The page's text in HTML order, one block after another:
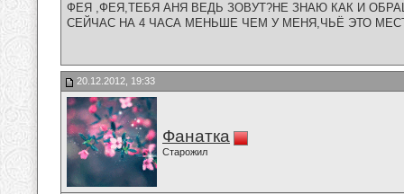
ФЕЯ ,ФЕЯ,ТЕБЯ АНЯ ВЕДЬ ЗОВУТ?НЕ ЗНАЮ КАК И
СЕЙЧАС НА 4 ЧАСА МЕНЬШЕ ЧЕМ У МЕНЯ,ЧЬЁ ЭТО
20.12.2012, 19:33
Фанатка
Старожил